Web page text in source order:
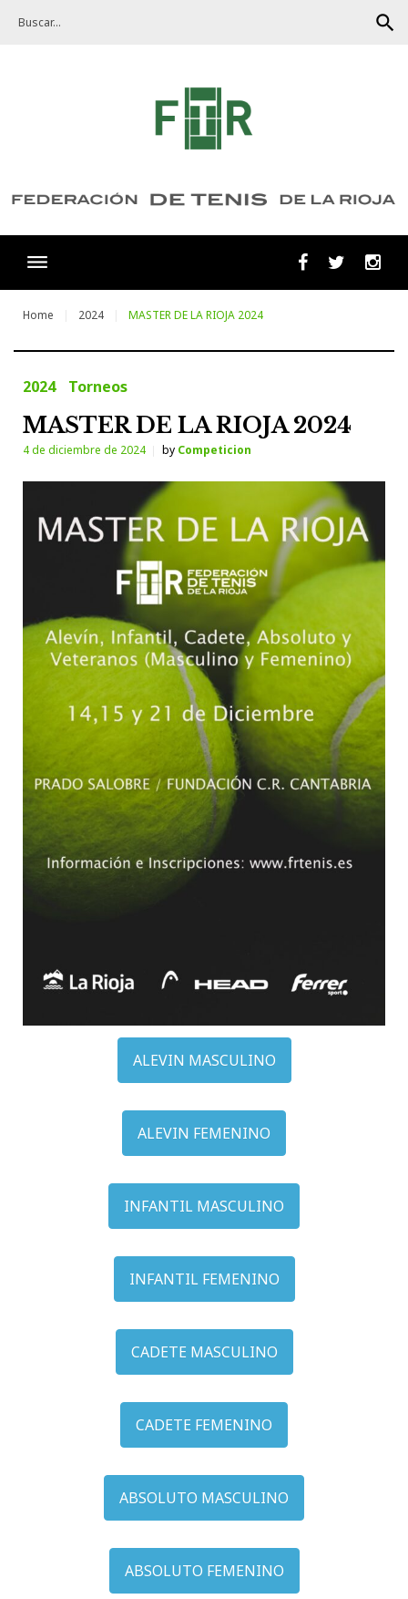
search
FacebookTwitter
Home 2024 MASTER DE LA RIOJA 2024
2024 Torneos
MASTER DE LA RIOJA 2024
4 de diciembre de 2024 by Competicion
ALEVIN MASCULINO
ALEVIN FEMENINO
INFANTIL MASCULINO
INFANTIL FEMENINO
CADETE MASCULINO
CADETE FEMENINO
ABSOLUTO MASCULINO
ABSOLUTO FEMENINO